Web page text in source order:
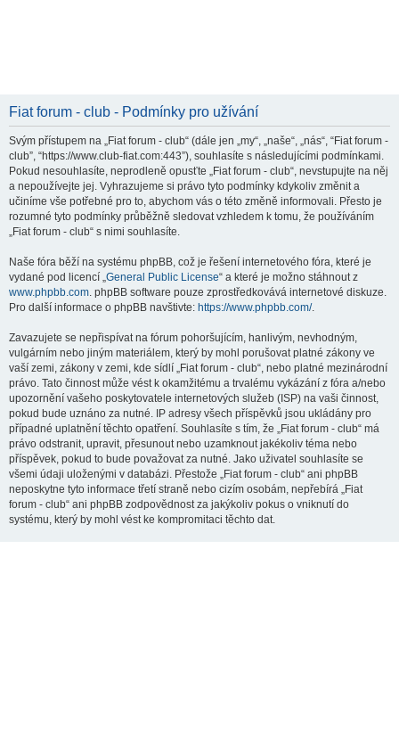
Fiat forum - club - Podmínky pro užívání
Svým přístupem na „Fiat forum - club“ (dále jen „my“, „naše“, „nás“, “Fiat forum -
club”, “https://www.club-fiat.com:443”), souhlasíte s následujícími podmínkami.
Pokud nesouhlasíte, neprodleně opusťte „Fiat forum - club“, nevstupujte na něj
a nepoužívejte jej. Vyhrazujeme si právo tyto podmínky kdykoliv změnit a
učiníme vše potřebné pro to, abychom vás o této změně informovali. Přesto je
rozumné tyto podmínky průběžně sledovat vzhledem k tomu, že používáním
„Fiat forum - club“ s nimi souhlasíte.
Naše fóra běží na systému phpBB, což je řešení internetového fóra, které je
vydané pod licencí „General Public License“ a které je možno stáhnout z
www.phpbb.com. phpBB software pouze zprostředkovává internetové diskuze.
Pro další informace o phpBB navštivte: https://www.phpbb.com/.
Zavazujete se nepřispívat na fórum pohoršujícím, hanlivým, nevhodným,
vulgárním nebo jiným materiálem, který by mohl porušovat platné zákony ve
vaší zemi, zákony v zemi, kde sídlí „Fiat forum - club“, nebo platné mezinárodní
právo. Tato činnost může vést k okamžitému a trvalému vykázání z fóra a/nebo
upozornění vašeho poskytovatele internetových služeb (ISP) na vaši činnost,
pokud bude uznáno za nutné. IP adresy všech příspěvků jsou ukládány pro
případné uplatnění těchto opatření. Souhlasíte s tím, že „Fiat forum - club“ má
právo odstranit, upravit, přesunout nebo uzamknout jakékoliv téma nebo
příspěvek, pokud to bude považovat za nutné. Jako uživatel souhlasíte se
všemi údaji uloženými v databázi. Přestože „Fiat forum - club“ ani phpBB
neposkytne tyto informace třetí straně nebo cizím osobám, nepřebírá „Fiat
forum - club“ ani phpBB zodpovědnost za jakýkoliv pokus o vniknutí do
systému, který by mohl vést ke kompromitaci těchto dat.